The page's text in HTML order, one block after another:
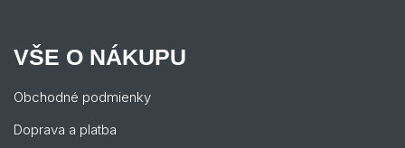
VŠE O NÁKUPU
Obchodné podmienky
Doprava a platba